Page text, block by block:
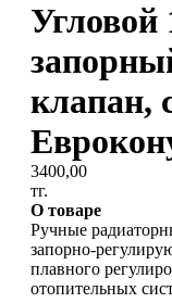
клапан,
3400,00
тг.
О товаре
Ручные
запорно-
плавного
отопительных